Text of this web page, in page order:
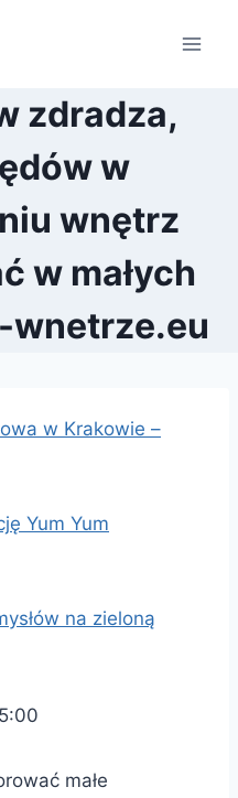
zdradza,
w
wnętrz
w małych
wnetrze.eu
w Krakowie –
Yum Yum
na zieloną
małe